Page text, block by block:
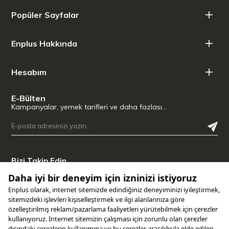
Popüler Sayfalar
Enplus Hakkında
Hesabım
E-Bülten
Kampanyalar, yemek tarifleri ve daha fazlası…
Bizi Takip Edin
Uygulamamızı İndirin